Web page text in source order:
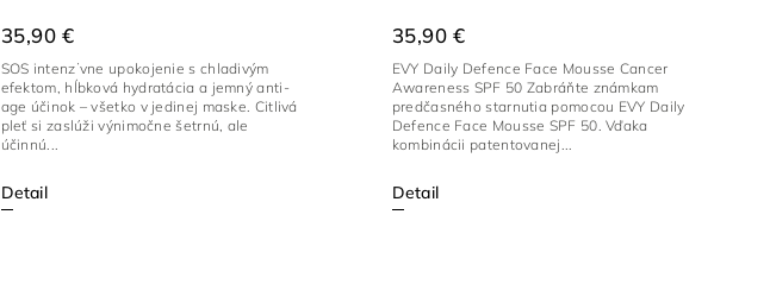
35,90 €
Detail
SOS intenzívne upokojenie s chladivým
efektom, hĺbková hydratácia a jemný anti-
age účinok – všetko v jedinej maske. Citlivá
pleť si zaslúži výnimočne šetrnú, ale
účinnú...
35,90 €
Detail
EVY Daily Defence Face Mousse Cancer
Awareness SPF 50 Zabráňte známkam
predčasného starnutia pomocou EVY Daily
Defence Face Mousse SPF 50. Vďaka
kombinácii patentovanej...